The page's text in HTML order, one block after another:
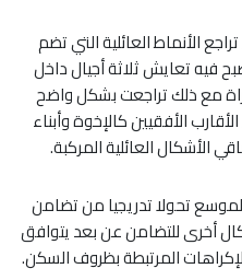
الأنماط العائلية التي تضم
فيه تعايش ثلاثة أجيال داخل
مع ذلك تراجعت بشكل واضح
الأفقيين كالإخوة وأبناء
الأشكال العائلية المركبة.
تحولا تدريجيا من تضامن
أخرى للتضامن عن بعد يتوافق
المرتبطة بظروف السكن.